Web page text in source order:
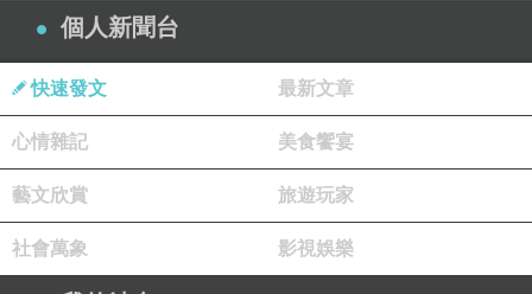
個人新聞台
快速發文 最新文章
心情雜記 美食饗宴
藝文欣賞 旅遊玩家
社會萬象 影視娛樂